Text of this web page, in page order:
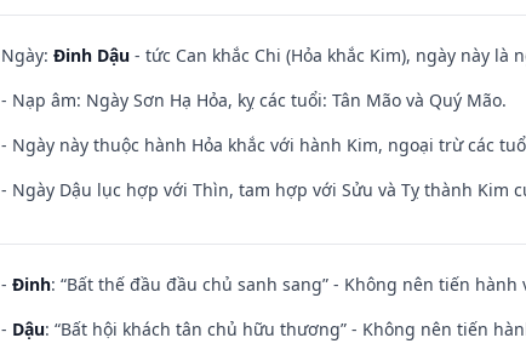
Ngày: Đinh Dậu - tức Can khắc Chi (Hỏa khắc Kim), ngày này là
- Nạp âm: Ngày Sơn Hạ Hỏa, kỵ các tuổi: Tân Mão và Quý Mão.
- Ngày này thuộc hành Hỏa khắc với hành Kim, ngoại trừ các
- Ngày Dậu lục hợp với Thìn, tam hợp với Sửu và Tỵ thành Kim
- Đinh: “Bất thế đầu đầu chủ sanh sang” - Không nên tiến
- Dậu: “Bất hội khách tân chủ hữu thương” - Không nên tiến